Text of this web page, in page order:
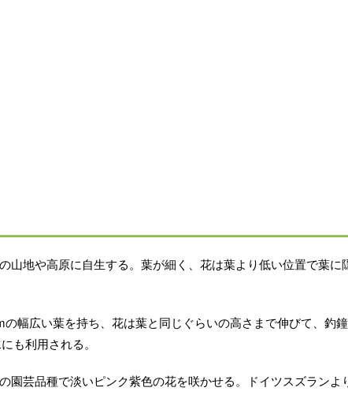
山地や高原に自生する。葉が細く、花は葉より低い位置で葉に
幅広い葉を持ち、花は葉と同じぐらいの高さまで伸びて、釣
も利用される。
園芸品種で淡いピンク紫色の花を咲かせる。ドイツスズランよ